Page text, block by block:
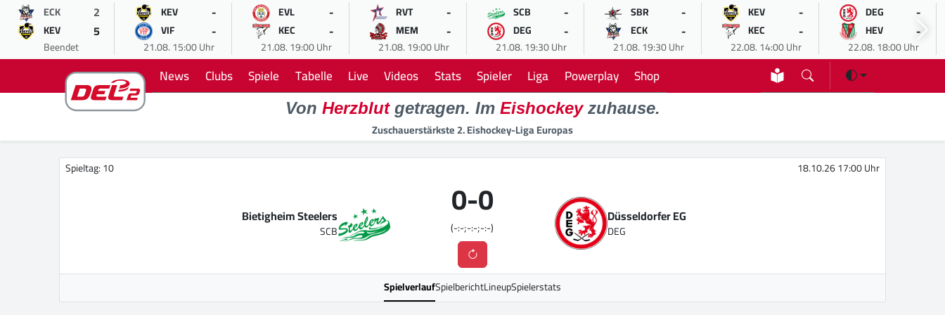
ECK 2
KEV 5
Beendet
KEV -
VIF -
21.08. 15:00 Uhr
EVL -
KEC -
21.08. 19:00 Uhr
RVT -
MEM -
21.08. 19:00 Uhr
SCB -
DEG -
21.08. 19:30 Uhr
SBR -
ECK -
21.08. 19:30 Uhr
KEV -
KEC -
22.08. 14:00 Uhr
DEG -
HEV -
22.08. 18:00 Uhr
News Clubs Spiele Tabelle Live Videos Stats Spieler Liga Powerplay Shop
Von Herzblutgetragen. Im Eishockeyzuhause.
Zuschauerstärkste 2. Eishockey-Liga Europas
Spieltag: 10 18.10.26 17:00 Uhr
Bietigheim Steelers
SCB
0-0
(-:-;-:-;-:-)
Düsseldorfer EG
DEG
SpielverlaufSpielberichtLineupSpielerstats